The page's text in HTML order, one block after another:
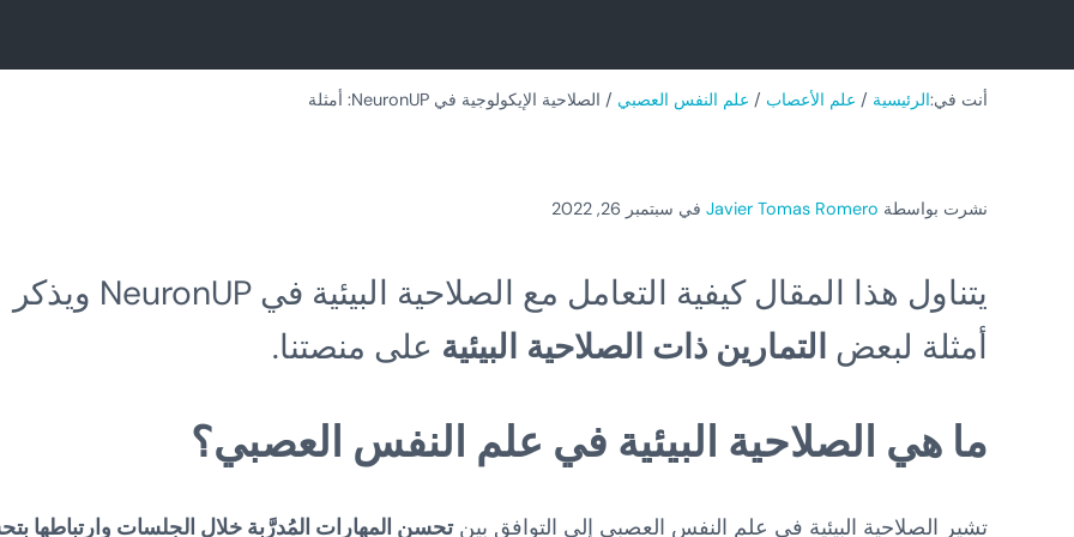
أنت في:الرئيسية / علم الأعصاب / علم النفس العصبي / الصلاحية الإيكولوجية في NeuronUP: أمثلة
نشرت بواسطة Javier Tomas Romero في سبتمبر 26, 2022
يتناول هذا المقال كيفية التعامل مع الصلاحية البيئية في NeuronUP ويذكر
أمثلة لبعض التمارين ذات الصلاحية البيئية على منصتنا.
ما هي الصلاحية البيئية في علم النفس العصبي؟
تشير الصلاحية البيئية في علم النفس العصبي إلى التوافق بينتحسن المهارات المُدرَّبة خلال الجلسات وارتباطها